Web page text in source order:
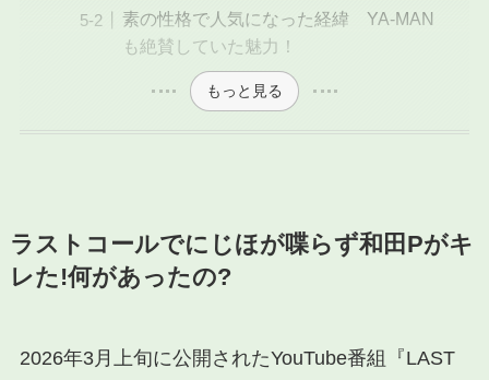
素の性格で人気になった経緯 YA-MAN
も絶賛していた魅力！
もっと見る
ラストコールでにじほが喋らず和田Pがキ
レた!何があったの?
2026年3月上旬に公開されたYouTube番組『LAST